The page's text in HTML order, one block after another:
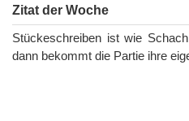
Zitat der Woche
Stückeschreiben ist wie
dann bekommt die Partie ihre